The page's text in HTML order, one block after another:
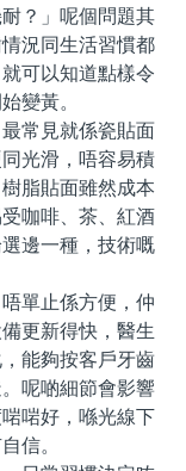
？」呢個問題其
況同生活習慣都
可以知道點樣令
變黃。
常見就係瓷貼面
光滑，唔容易積
脂貼面雖然成本
咖啡、茶、紅酒
邊一種，技術嘅
單止係方便，仲
更新得快，醫生
能夠按客戶牙齒
呢啲細節會影響
啱好，喺光線下
信。